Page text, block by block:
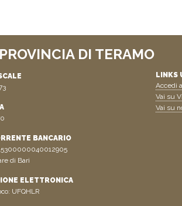
DI TERAMO
BANCARIO
di Bari
ELETTRONICA
UFQHLR
LINKS
Accedi
Vai su
Vai su